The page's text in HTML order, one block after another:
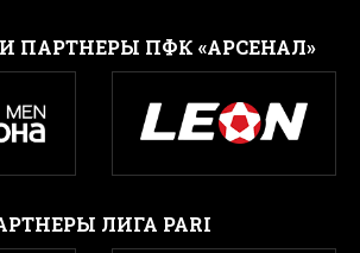
ПАРТНЕРЫ ПФК «АРСЕНАЛ»
ЛИГА PARI